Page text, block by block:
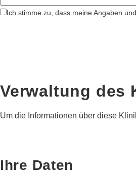
Ich stimme zu, dass meine Angaben
Verwaltung
Um die Informationen über diese
Ihre Daten